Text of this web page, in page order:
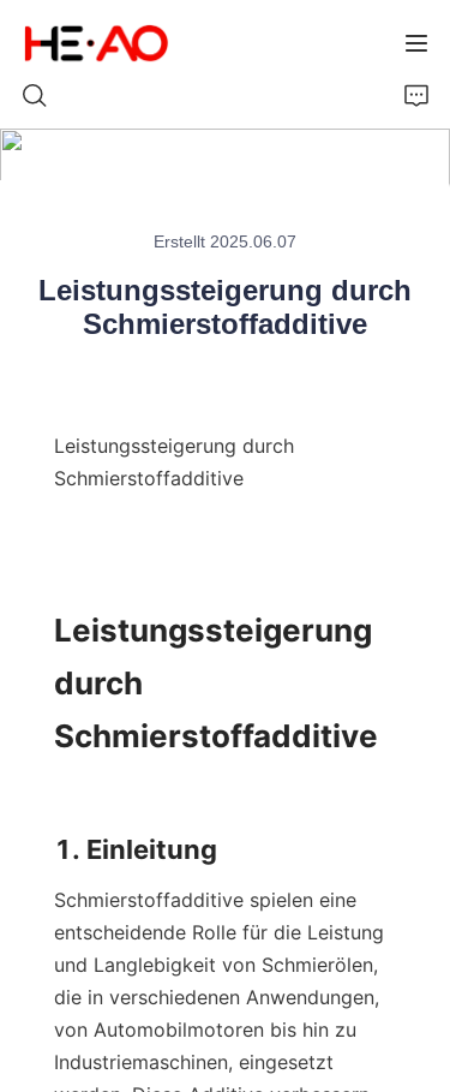
Erstellt 2025.06.07
Leistungssteigerung durch
Schmierstoffadditive
Leistungssteigerung durch
Schmierstoffadditive
Leistungssteigerung
durch
Schmierstoffadditive
Schmierstoffadditive spielen eine
entscheidende Rolle für die Leistung
und Langlebigkeit von Schmierölen,
die in verschiedenen Anwendungen,
von Automobilmotoren bis hin zu
Industriemaschinen, eingesetzt
Über uns